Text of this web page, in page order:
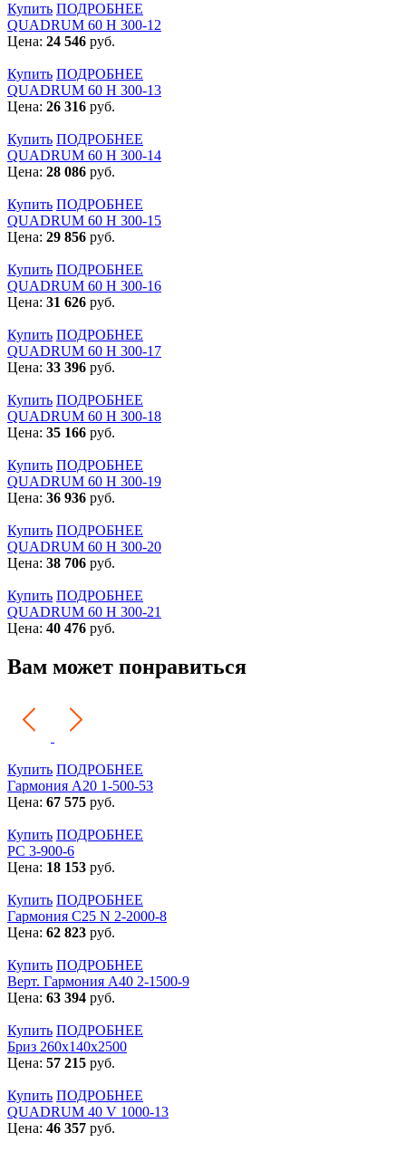
Купить ПОДРОБНЕЕ
QUADRUM 60 H 300-12
Цена: 24 546 руб.
Купить ПОДРОБНЕЕ
QUADRUM 60 H 300-13
Цена: 26 316 руб.
Купить ПОДРОБНЕЕ
QUADRUM 60 H 300-14
Цена: 28 086 руб.
Купить ПОДРОБНЕЕ
QUADRUM 60 H 300-15
Цена: 29 856 руб.
Купить ПОДРОБНЕЕ
QUADRUM 60 H 300-16
Цена: 31 626 руб.
Купить ПОДРОБНЕЕ
QUADRUM 60 H 300-17
Цена: 33 396 руб.
Купить ПОДРОБНЕЕ
QUADRUM 60 H 300-18
Цена: 35 166 руб.
Купить ПОДРОБНЕЕ
QUADRUM 60 H 300-19
Цена: 36 936 руб.
Купить ПОДРОБНЕЕ
QUADRUM 60 H 300-20
Цена: 38 706 руб.
Купить ПОДРОБНЕЕ
QUADRUM 60 H 300-21
Цена: 40 476 руб.
Вам может понравиться
Купить ПОДРОБНЕЕ
Гармония А20 1-500-53
Цена: 67 575 руб.
Купить ПОДРОБНЕЕ
РС 3-900-6
Цена: 18 153 руб.
Купить ПОДРОБНЕЕ
Гармония С25 N 2-2000-8
Цена: 62 823 руб.
Купить ПОДРОБНЕЕ
Верт. Гармония А40 2-1500-9
Цена: 63 394 руб.
Купить ПОДРОБНЕЕ
Бриз 260х140х2500
Цена: 57 215 руб.
Купить ПОДРОБНЕЕ
QUADRUM 40 V 1000-13
Цена: 46 357 руб.